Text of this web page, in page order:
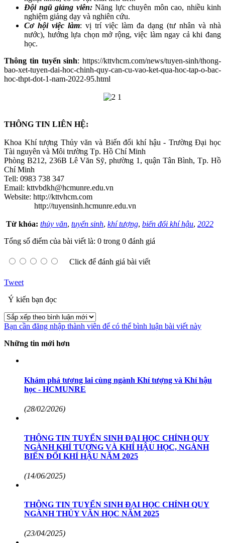
Đội ngũ giảng viên:Năng lực chuyên môn cao, nhiều kinh
nghiệm giảng dạy và nghiên cứu.
Cơ hội việc làm: vị trí việc làm đa dạng (tư nhân và nhà
nước), hướng lựa chọn mở rộng, việc làm ngay cả khi đang
học.
Thông tin tuyển sinh: https://kttvhcm.com/news/tuyen-sinh/thong-
bao-xet-tuyen-dai-hoc-chinh-quy-can-cu-vao-ket-qua-hoc-tap-o-bac-
hoc-thpt-dot-1-nam-2022-95.html
THÔNG TIN LIÊN HỆ:
Khoa Khí tượng Thủy văn và Biến đổi khí hậu - Trường Đại học
Tài nguyên và Môi trường Tp. Hồ Chí Minh
Phòng B212, 236B Lê Văn Sỹ, phường 1, quận Tân Bình, Tp. Hồ
Chí Minh
Tell: 0983 738 347
Email: kttvbdkh@hcmunre.edu.vn
Website: http://kttvhcm.com
http://tuyensinh.hcmunre.edu.vn
Từ khóa: thủy văn, tuyển sinh, khí tượng, biến đổi khí hậu, 2022
Tổng số điểm của bài viết là: 0 trong 0 đánh giá
Click để đánh giá bài viết
Tweet
Ý kiến bạn đọc
Bạn cần đăng nhập thành viên để có thể bình luận bài viết này
Những tin mới hơn
Khám phá tương lai cùng ngành Khí tượng và Khí hậu
học - HCMUNRE
(28/02/2026)
THÔNG TIN TUYỂN SINH ĐẠI HỌC CHÍNH QUY
NGÀNH KHÍ TƯỢNG VÀ KHÍ HẬU HỌC, NGÀNH
BIẾN ĐỔI KHÍ HẬU NĂM 2025
(14/06/2025)
THÔNG TIN TUYỂN SINH ĐẠI HỌC CHÍNH QUY
NGÀNH THỦY VĂN HỌC NĂM 2025
(23/04/2025)